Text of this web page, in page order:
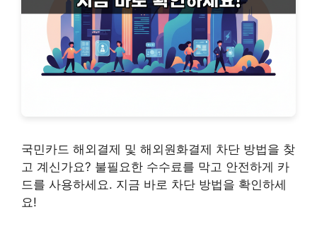
국민카드 해외결제 및 해외원화결제 차단 방법을 찾
고 계신가요? 불필요한 수수료를 막고 안전하게 카
드를 사용하세요. 지금 바로 차단 방법을 확인하세
요!